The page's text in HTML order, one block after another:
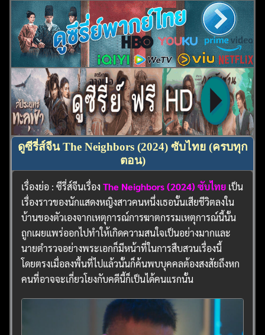
ดูซีรี่ส์จีน The Neighbors (2024) ซับไทย (ครบทุก
ตอน)
เรื่องย่อ : ซีรี่ส์จีนเรื่องThe Neighbors (2024) ซับไทย เป็น
เรื่องราวของนักแสดงหญิงสาวคนหนึ่งเธอนั้นเสียชีวิตลงใน
บ้านของตัวเองจากเหตุการณ์การฆาตกรรมเหตุการณ์นี้นั้น
ถูกเผยแพร่ออกไปทำให้เกิดความสนใจเป็นอย่างมากและ
นายตำรวจอย่างพระเอกก็มีหน้าที่ในการสืบสวนเรื่องนี้
โดยตรงเมื่อลงพื้นที่ไปแล้วนั้นก็ค้นพบบุคคลต้องสงสัยถึงหก
คนที่อาจจะเกี่ยวโยงกับคดีนี้ก็เป็นได้คนแรกนั้น